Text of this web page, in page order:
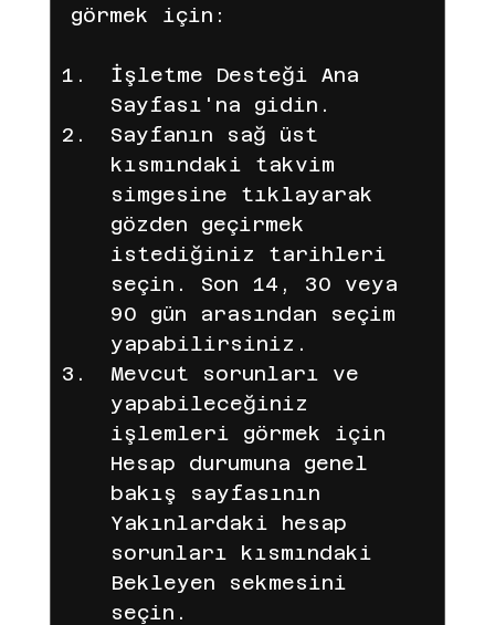
görmek için:
İşletme Desteği Ana
Sayfası'na gidin.
Sayfanın sağ üst
kısmındaki takvim
simgesine tıklayarak
gözden geçirmek
istediğiniz tarihleri
seçin. Son 14, 30 veya
90 gün arasından seçim
yapabilirsiniz.
Mevcut sorunları ve
yapabileceğiniz
işlemleri görmek için
Hesap durumuna genel
bakış sayfasının
Yakınlardaki hesap
sorunları kısmındaki
Bekleyen sekmesini
seçin.